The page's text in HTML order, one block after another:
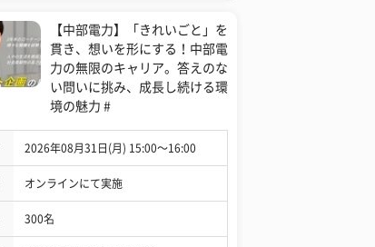
【中部電力】「きれいごと」を
貫き、想いを形にする！中部電
力の無限のキャリア。答えのな
い問いに挑み、成長し続ける環
境の魅力 #
2026年08月31日(月) 15:00〜16:00
オンラインにて実施
300名